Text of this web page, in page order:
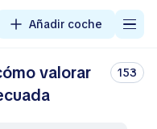
Añadir coche
valorar
153